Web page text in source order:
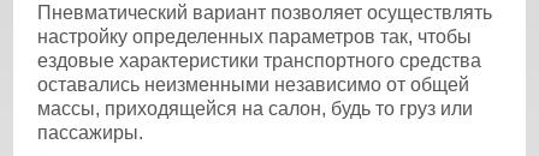
Пневматический вариант позволяет осуществлять
настройку определенных параметров так, чтобы
ездовые характеристики транспортного средства
оставались неизменными независимо от общей
массы, приходящейся на салон, будь то груз или
пассажиры.